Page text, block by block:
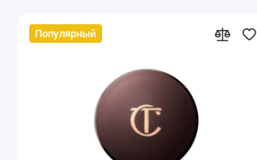
Популярный